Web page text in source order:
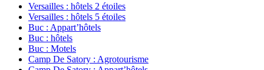
Versailles : hôtels 2 étoiles
Versailles : hôtels 5 étoiles
Buc : Appart’hôtels
Buc : hôtels
Buc : Motels
Camp De Satory : Agrotourisme